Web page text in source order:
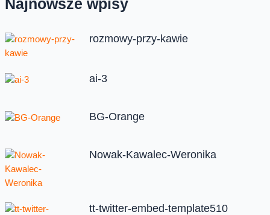
Najnowsze wpisy
rozmowy-przy-kawie
ai-3
BG-Orange
Nowak-Kawalec-Weronika
tt-twitter-embed-template510